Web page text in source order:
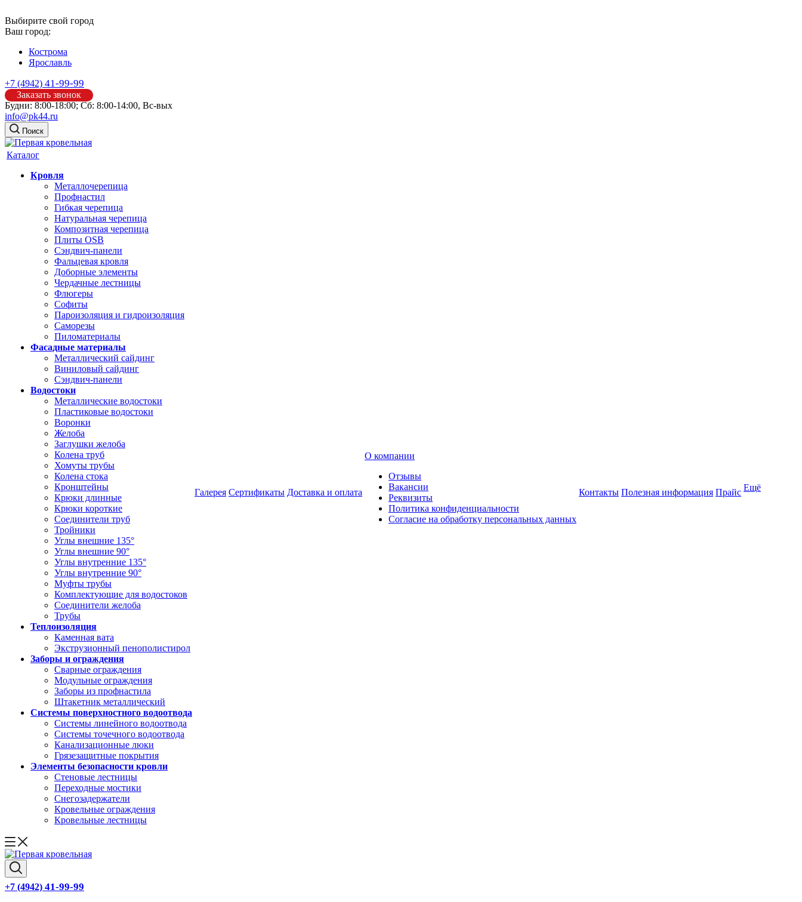
Выбирите свой город
Ваш город:
Кострома
Ярославль
+7 (4942) 41-99-99
Заказать звонок
Будни: 8:00-18:00; Сб: 8:00-14:00, Вс-вых
info@pk44.ru
Поиск
Каталог
Кровля
Металлочерепица
Профнастил
Гибкая черепица
Натуральная черепица
Композитная черепица
Плиты OSB
Сэндвич-панели
Фальцевая кровля
Доборные элементы
Чердачные лестницы
Флюгеры
Софиты
Пароизоляция и гидроизоляция
Саморезы
Пиломатериалы
Фасадные материалы
Металлический сайдинг
Виниловый сайдинг
Сэндвич-панели
Водостоки
Металлические водостоки
Пластиковые водостоки
Воронки
Желоба
Заглушки желоба
Колена труб
Хомуты трубы
Колена стока
Кронштейны
Крюки длинные
Крюки короткие
Соединители труб
Тройники
Углы внешние 135°
Углы внешние 90°
Углы внутренние 135°
Углы внутренние 90°
Муфты трубы
Комплектующие для водостоков
Соединители желоба
Трубы
Теплоизоляция
Каменная вата
Экструзионный пенополистирол
Заборы и ограждения
Сварные ограждения
Модульные ограждения
Заборы из профнастила
Штакетник металлический
Системы поверхностного водоотвода
Системы линейного водоотвода
Системы точечного водоотвода
Канализационные люки
Грязезащитные покрытия
Элементы безопасности кровли
Стеновые лестницы
Переходные мостики
Снегозадержатели
Кровельные ограждения
Кровельные лестницы
Галерея Сертификаты Доставка и оплата
О компании
Отзывы
Вакансии
Реквизиты
Политика конфиденциальности
Согласие на обработку персональных данных
Контакты Полезная информация Прайс Ещё
+7 (4942) 41-99-99